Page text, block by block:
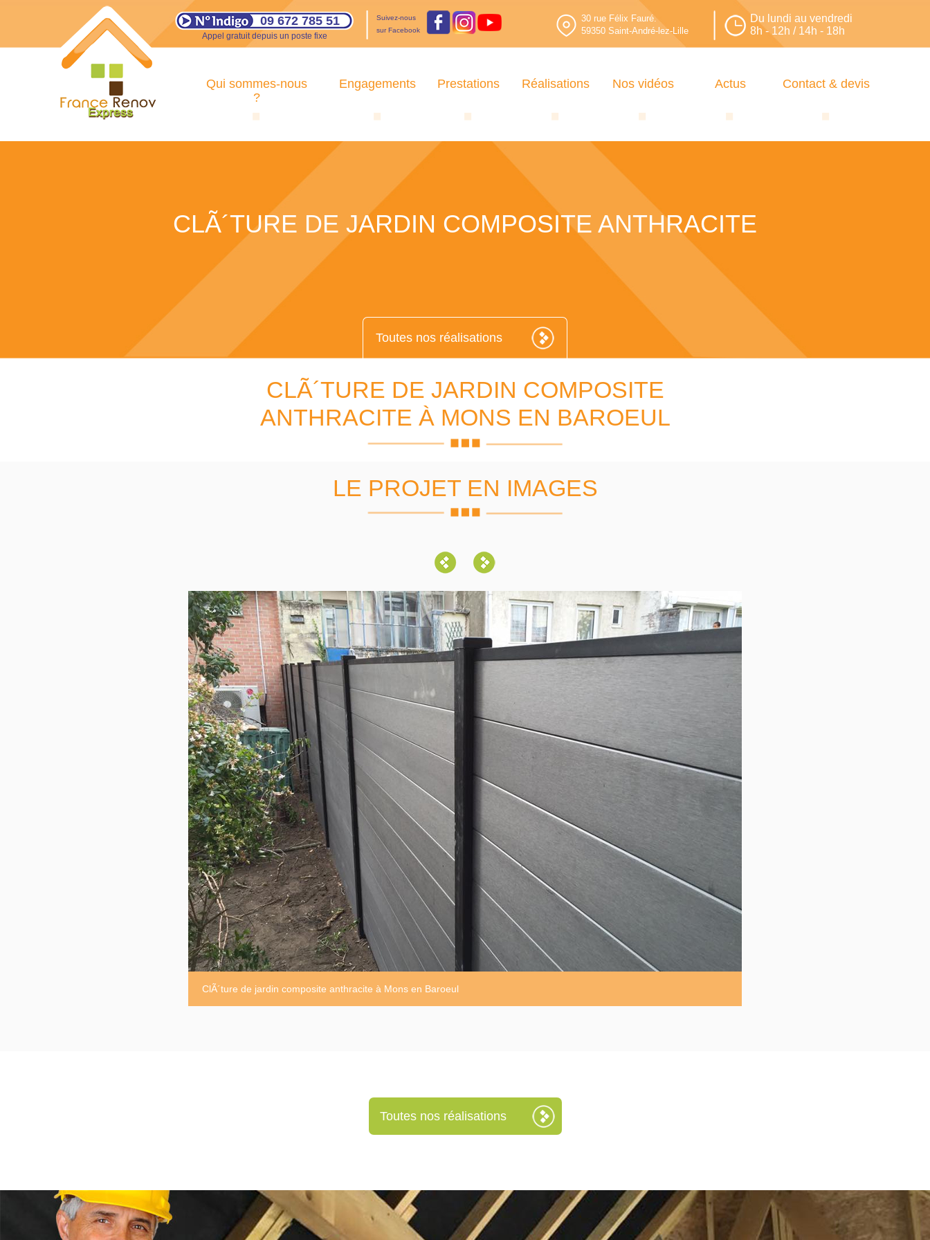
09 672 785 51
Appel gratuit depuis un poste fixe
Suivez-nous
sur Facebook
30 rue Félix Fauré.
59350 Saint-André-lez-Lille
Du lundi au vendredi
8h - 12h / 14h - 18h
Qui sommes-nous
?
Engagements Prestations Réalisations Nos vidéos Actus Contact & devis
CLÃ´TURE DE JARDIN COMPOSITE ANTHRACITE
Toutes nos réalisations
CLÃ´TURE DE JARDIN COMPOSITE
ANTHRACITE À MONS EN BAROEUL
LE PROJET EN IMAGES
ClÃ´ture de jardin composite anthracite à Mons en Baroeul
Toutes nos réalisations